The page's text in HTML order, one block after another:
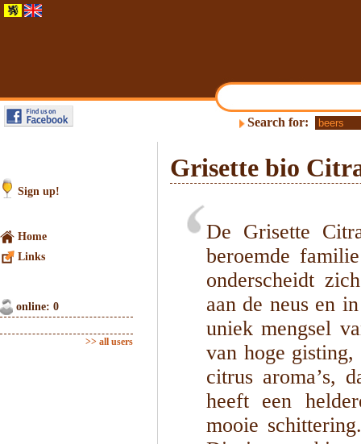
Search for:
Sign up!
Home
Links
online: 0
>> all users
Grisette bio
De Grisette
beroemde
onderscheidt
aan de neus en
uniek mengsel
van hoge
citrus aroma’s,
heeft een
mooie